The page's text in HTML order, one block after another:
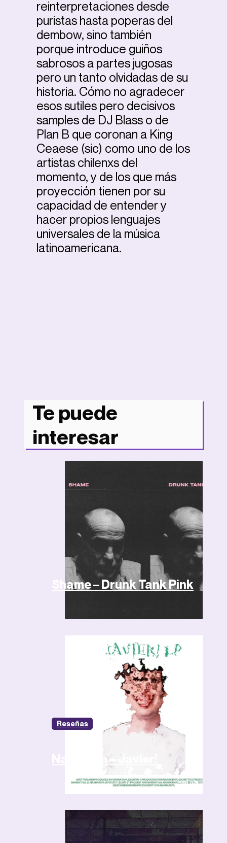
reinterpretaciones desde
puristas hasta poperas del
dembow, sino también
porque introduce guiños
sabrosos a partes jugosas
pero un tanto olvidadas de su
historia. Cómo no agradecer
esos sutiles pero decisivos
samples de DJ Blass o de
Plan B que coronan a King
Ceaese (sic) como uno de los
artistas chilenxs del
momento, y de los que más
proyección tienen por su
capacidad de entender y
hacer propios lenguajes
universales de la música
latinoamericana.
Te puede
interesar
Shame – Drunk Tank Pink
Reseñas
Narrativa – Javier!